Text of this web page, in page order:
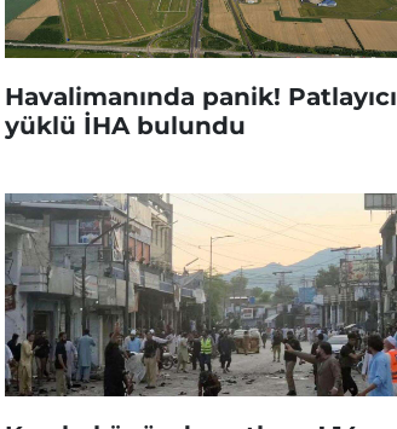
Havalimanında panik! Patlayıcı
yüklü İHA bulundu